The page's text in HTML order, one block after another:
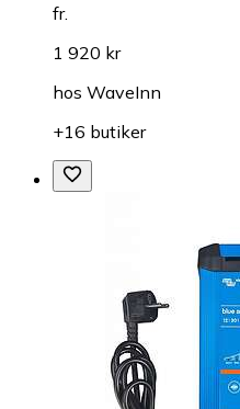
fr.
1 920 kr
hos WaveInn
+16 butiker